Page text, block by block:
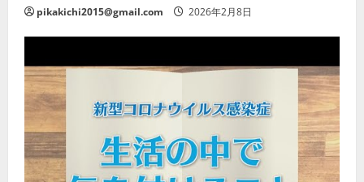
pikakichi2015@gmail.com 2026年2月8日